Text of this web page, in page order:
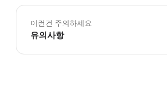
이런건 주의하세요
유의사항